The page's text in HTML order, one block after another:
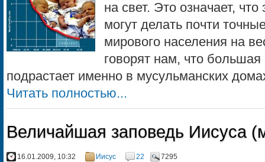
на свет. Это означает,
могут делать почти
мирового населения на
говорят нам, что
подрастает именно в мусульманских
Читать полностью...
Величайшая заповедь Иисуса
16.01.2009, 10:32 Иисус 22 7295